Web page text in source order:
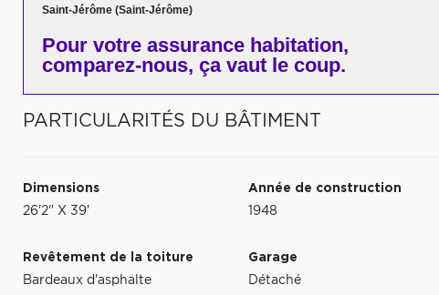
Saint-Jérôme (Saint-Jérôme)
Pour votre assurance habitation,
comparez-nous, ça vaut le coup.
PARTICULARITÉS DU BÂTIMENT
Dimensions
26'2" X 39'
Année de construction
1948
Revêtement de la toiture
Bardeaux d'asphalte
Garage
Détaché